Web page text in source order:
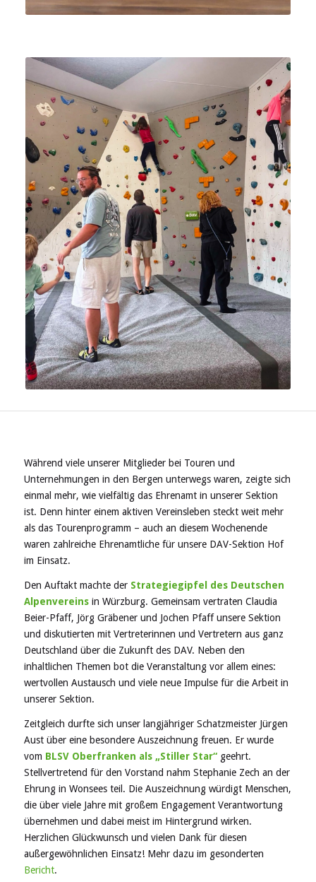
Während viele unserer Mitglieder bei Touren und
Unternehmungen in den Bergen unterwegs waren, zeigte sich
einmal mehr, wie vielfältig das Ehrenamt in unserer Sektion
ist. Denn hinter einem aktiven Vereinsleben steckt weit mehr
als das Tourenprogramm – auch an diesem Wochenende
waren zahlreiche Ehrenamtliche für unsere DAV-Sektion Hof
im Einsatz.
Den Auftakt machte der Strategiegipfel des Deutschen
Alpenvereinsin Würzburg. Gemeinsam vertraten Claudia
Beier-Pfaff, Jörg Gräbener und Jochen Pfaff unsere Sektion
und diskutierten mit Vertreterinnen und Vertretern aus ganz
Deutschland über die Zukunft des DAV. Neben den
inhaltlichen Themen bot die Veranstaltung vor allem eines:
wertvollen Austausch und viele neue Impulse für die Arbeit in
unserer Sektion.
Zeitgleich durfte sich unser langjähriger Schatzmeister Jürgen
Aust über eine besondere Auszeichnung freuen. Er wurde
vom BLSV Oberfranken als „Stiller Star“geehrt.
Stellvertretend für den Vorstand nahm Stephanie Zech an der
Ehrung in Wonsees teil. Die Auszeichnung würdigt Menschen,
die über viele Jahre mit großem Engagement Verantwortung
übernehmen und dabei meist im Hintergrund wirken.
Herzlichen Glückwunsch und vielen Dank für diesen
außergewöhnlichen Einsatz! Mehr dazu im gesonderten
Bericht.